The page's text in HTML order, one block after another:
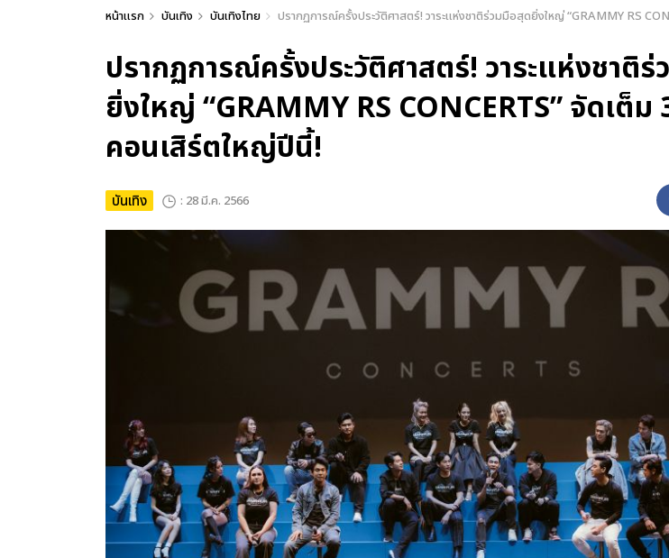
หน้าแรก บันเทิง บันเทิงไทย ปรากฏการณ์ครั้งประวัติศาสตร์! วาระแห่งชาติร่วมมือสุดยิ่งใหญ่ “GRAMMY RS
ปรากฏการณ์ครั้งประวัติศาสตร์! วาระแห่งชาติ
ยิ่งใหญ่ “GRAMMY RS CONCERTS” จัดเต็ม
คอนเสิร์ตใหญ่ปีนี้!
บันเทิง : 28 มี.ค. 2566